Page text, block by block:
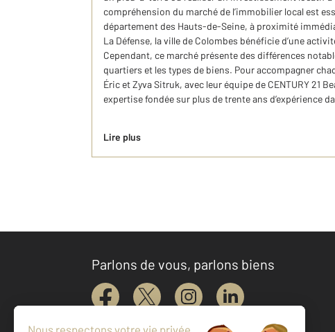
compréhension du marché de l’immobilier local est
département des Hauts-de-Seine, à proximité
La Défense, la ville de Colombes bénéficie d’une
Cependant, ce marché présente des différences
quartiers et les types de biens. Pour accompagner
Éric et Zyva Sitruk, avec leur équipe de CENTURY 21
expertise fondée sur plus de trente ans d’expérience
Lire plus
Parlons de vous, parlons biens